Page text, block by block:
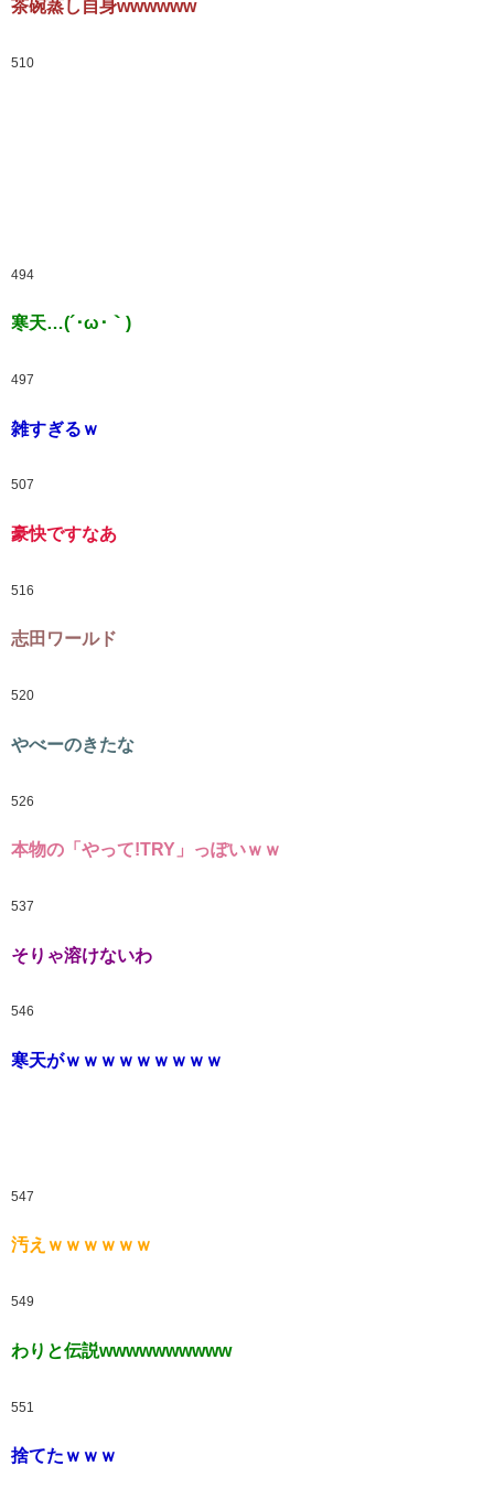
茶碗蒸し自身wwwwww
510
494
寒天…(´･ω･｀)
497
雑すぎるｗ
507
豪快ですなあ
516
志田ワールド
520
やべーのきたな
526
本物の「やって!TRY」っぽいｗｗ
537
そりゃ溶けないわ
546
寒天がｗｗｗｗｗｗｗｗｗ
547
汚えｗｗｗｗｗｗ
549
わりと伝説wwwwwwwwww
551
捨てたｗｗｗ